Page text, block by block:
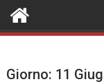
Giorno: 11